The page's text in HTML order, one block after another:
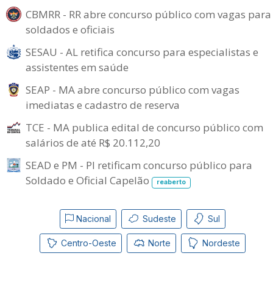
CBMRR - RR abre concurso público com vagas para
soldados e oficiais
SESAU - AL retifica concurso para especialistas e
assistentes em saúde
SEAP - MA abre concurso público com vagas
imediatas e cadastro de reserva
TCE - MA publica edital de concurso público com
salários de até R$ 20.112,20
SEAD e PM - PI retificam concurso público para
Soldado e Oficial Capelão
reaberto
Nacional Sudeste Sul
Centro-Oeste Norte Nordeste